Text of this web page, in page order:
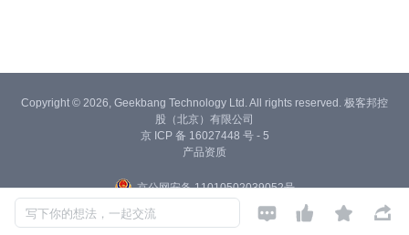
写下你的想法，一起交流    
Copyright © 2026, Geekbang Technology Ltd. All rights reserved. 极客邦控
股（北京）有限公司
京 ICP 备 16027448 号 - 5
产品资质
京公网安备 11010502039052号